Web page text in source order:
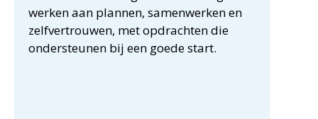
werken aan plannen, samenwerken en
zelfvertrouwen, met opdrachten die
ondersteunen bij een goede start.